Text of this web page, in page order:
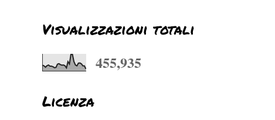
Visualizzazioni totali
455,935
Licenza